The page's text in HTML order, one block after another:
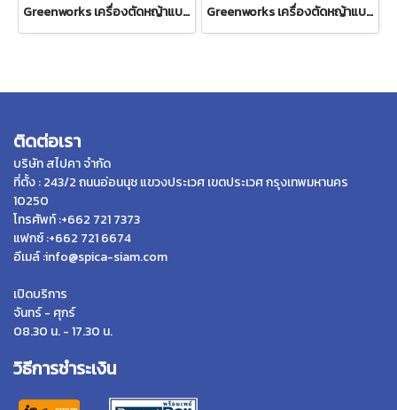
Greenworks เครื่องตัดหญ้าแบตเตอรี่ ขนาด 24V (เฉพาะตัวเครื่อง) Greenworks เครื่องตัดหญ้าแบตเตอรี่ ขนาด 24V พร้อมแบตเตอรี่(4 แอมป์)และแท่นชาร์จเร็ว
ติดต่อเรา
บริษัท สไปคา จำกัด
ที่ตั้ง : 243/2 ถนนอ่อนนุช แขวงประเวศ เขตประเวศ กรุงเทพมหานคร
10250
โทรศัพท์ :+662 721 7373
แฟกซ์ :+662 721 6674
อีเมล์ :info@spica-siam.com
เปิดบริการ
จันทร์ - ศุกร์
08.30 น. - 17.30 น.
วิธีการชำระเงิน